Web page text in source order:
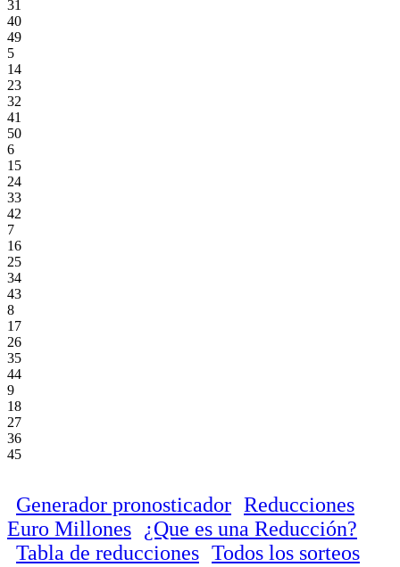
31
40
49
5
14
23
32
41
50
6
15
24
33
42
7
16
25
34
43
8
17
26
35
44
9
18
27
36
45
Generador pronosticador Reducciones
Euro Millones
¿Que es una Reducción?
Tabla de reducciones Todos los sorteos